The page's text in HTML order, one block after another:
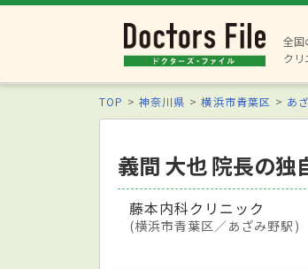
全国
クリ
TOP 神奈川県 横浜市青葉区 あ
義間 大也 院長の独
藤本内科クリニック
(横浜市青葉区／あざみ野駅)